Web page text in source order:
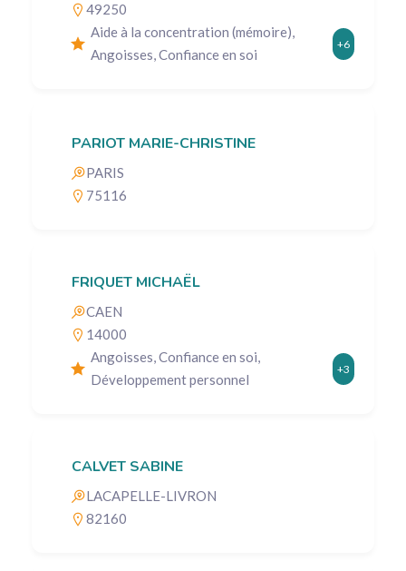
49250
Aide à la concentration (mémoire),
Angoisses, Confiance en soi
+6
PARIOT MARIE-CHRISTINE
PARIS
75116
FRIQUET MICHAËL
CAEN
14000
Angoisses, Confiance en soi,
Développement personnel
+3
CALVET SABINE
LACAPELLE-LIVRON
82160